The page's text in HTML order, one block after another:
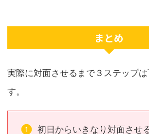
まとめ
実際に対面させるまで３ステップ
す。
初日からいきなり対面させ